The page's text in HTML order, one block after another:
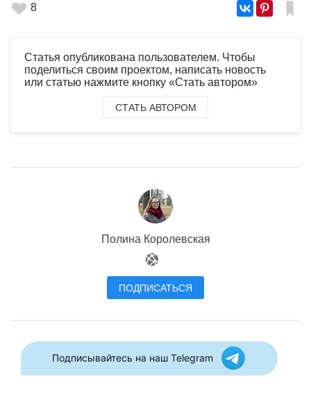
8
Статья опубликована пользователем. Чтобы
поделиться своим проектом, написать новость
или статью нажмите кнопку «Стать автором»
СТАТЬ АВТОРОМ
Полина Королевская
ПОДПИСАТЬСЯ
Подписывайтесь на наш Telegram